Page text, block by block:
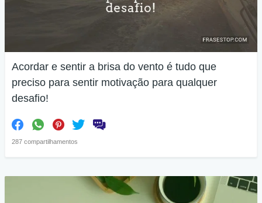
Acordar e sentir a brisa do vento é tudo que
preciso para sentir motivação para qualquer
desafio!
287 compartilhamentos